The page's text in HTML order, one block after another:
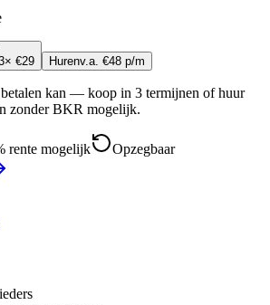
€29 Hurenv.a. €48 p/m
betalen kan — koop in 3 termijnen of huur
zonder BKR mogelijk.
rente mogelijk
Opzegbaar